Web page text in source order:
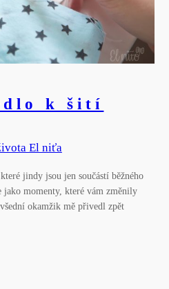
k šití
El niťa
jindy jsou jen součástí běžného
jako momenty, které vám změnily
okamžik mě přivedl zpět